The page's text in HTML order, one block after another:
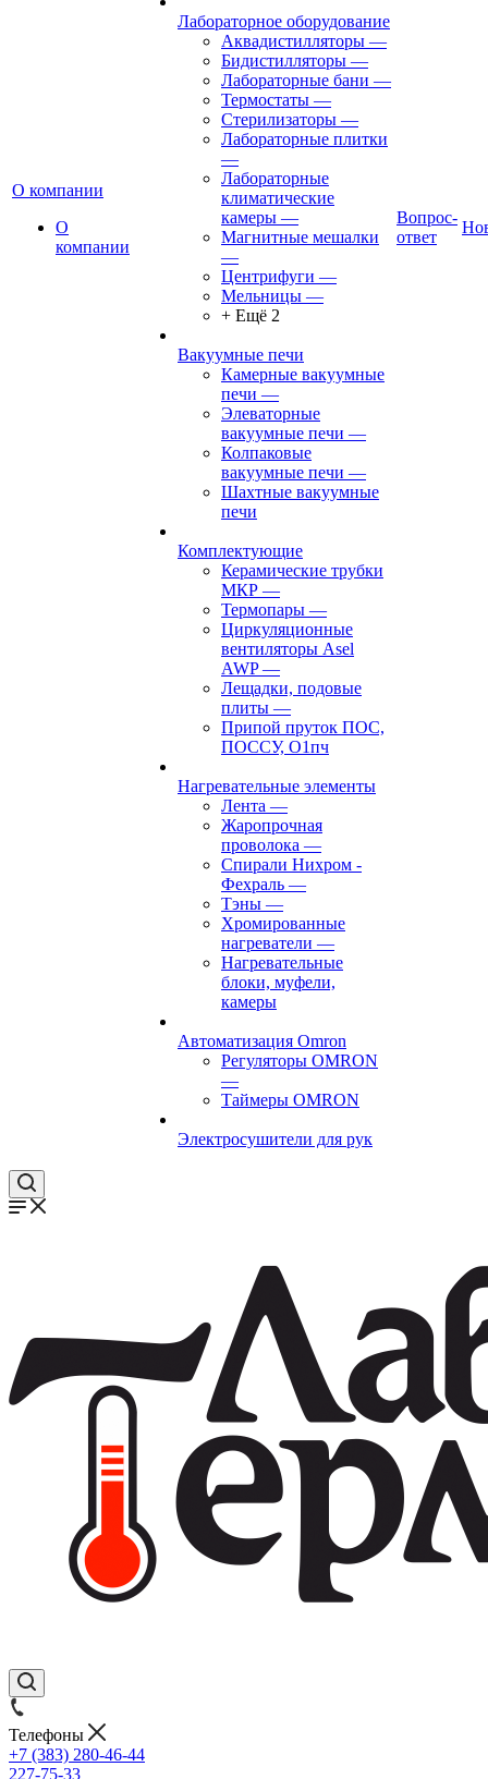
О компании
О
компании
Лабораторное оборудование
Аквадистилляторы —
Бидистилляторы —
Лабораторные бани —
Термостаты —
Стерилизаторы —
Лабораторные плитки
—
Лабораторные
климатические
камеры —
Магнитные мешалки
—
Центрифуги —
Мельницы —
+ Ещё 2
Вакуумные печи
Камерные вакуумные
печи —
Элеваторные
вакуумные печи —
Колпаковые
вакуумные печи —
Шахтные вакуумные
печи
Комплектующие
Керамические трубки
МКР —
Термопары —
Циркуляционные
вентиляторы Asel
AWP—
Лещадки, подовые
плиты —
Припой пруток ПОС,
ПОССУ, О1пч
Нагревательные элементы
Лента —
Жаропрочная
проволока —
Спирали Нихром -
Фехраль —
Тэны —
Хромированные
нагреватели —
Нагревательные
блоки, муфели,
камеры
Автоматизация Omron
Регуляторы OMRON
—
Таймеры OMRON
Электросушители для рук
Вопрос-
ответ
Телефоны
+7 (383) 280-46-44
227-75-33